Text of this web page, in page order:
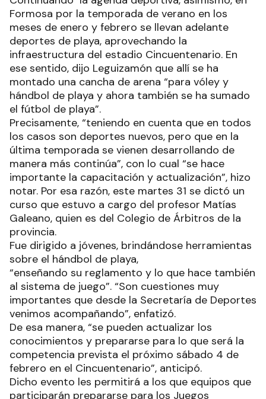
Formosa por la temporada de verano en los
meses de enero y febrero se llevan adelante
deportes de playa, aprovechando la
infraestructura del estadio Cincuentenario. En
ese sentido, dijo Leguizamón que allí se ha
montado una cancha de arena “para vóley y
hándbol de playa y ahora también se ha sumado
el fútbol de playa”.
Precisamente, “teniendo en cuenta que en todos
los casos son deportes nuevos, pero que en la
última temporada se vienen desarrollando de
manera más continúa”, con lo cual “se hace
importante la capacitación y actualización”, hizo
notar. Por esa razón, este martes 31 se dictó un
curso que estuvo a cargo del profesor Matías
Galeano, quien es del Colegio de Árbitros de la
provincia.
Fue dirigido a jóvenes, brindándose herramientas
sobre el hándbol de playa,
“enseñando su reglamento y lo que hace también
al sistema de juego”. “Son cuestiones muy
importantes que desde la Secretaría de Deportes
venimos acompañando”, enfatizó.
De esa manera, “se pueden actualizar los
conocimientos y prepararse para lo que será la
competencia prevista el próximo sábado 4 de
febrero en el Cincuentenario”, anticipó.
Dicho evento les permitirá a los que equipos que
participarán prepararse para los Juegos